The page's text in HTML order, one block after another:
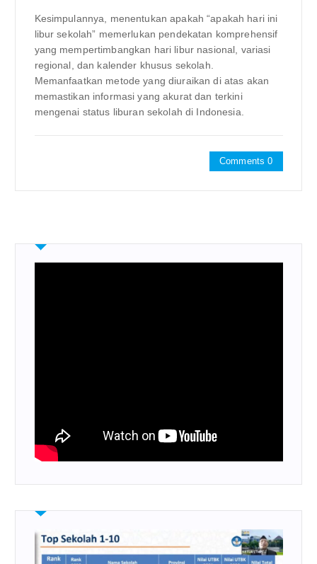
Kesimpulannya, menentukan apakah “apakah hari ini
libur sekolah” memerlukan pendekatan komprehensif
yang mempertimbangkan hari libur nasional, variasi
regional, dan kalender khusus sekolah.
Memanfaatkan metode yang diuraikan di atas akan
memastikan informasi yang akurat dan terkini
mengenai status liburan sekolah di Indonesia.
Comments 0